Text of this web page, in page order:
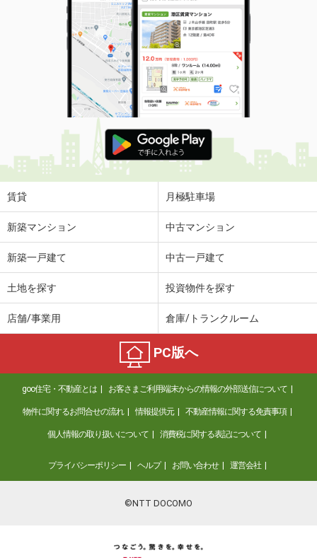
熊本県熊本市中央区水前寺３
価 格
2,598万円
住 所
熊本県熊本市中央区水前寺３
専有面積 71.07m²
間取り
3LDK
熊本県熊本市中央区萩原町
価 格
1,898万円
住 所
熊本県熊本市中央区萩原町
専有面積
熊本県熊本市中央区大江３
3,980万円
2,698万円
住 所
熊本県熊本市中央区神水本町
専有面積 75.6m²
間取り
3LDK
熊本県熊本市中央区京町本丁
価 格
3,298万円
住 所
熊本県熊本市中央区京町本丁
74.41m²
賃貸 月極駐車場
新築マンション 中古マンション
新築一戸建て 中古一戸建て
土地を探す 投資物件を探す
店舗/事業用 倉庫/トランクルーム
PC版へ
goo住宅・不動産とは お客さまご利用端末からの情報の外部送信について
物件に関するお問合せの流れ 情報提供元 不動産情報に関する免責事項
個人情報の取り扱いについて 消費税に関する表記について
プライバシーポリシー ヘルプ お問い合わせ 運営会社
©NTT DOCOMO